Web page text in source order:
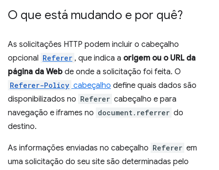
O que está mudando e por quê?
As solicitações HTTP podem incluir o cabeçalho
opcional Referer , que indica a origem ou o URL da
página da Web de onde a solicitação foi feita. O
Referer-Policy cabeçalho define quais dados são
disponibilizados no Referer cabeçalho e para
navegação e iframes no document.referrer do
destino.
As informações enviadas no cabeçalho Referer em
uma solicitação do seu site são determinadas pelo